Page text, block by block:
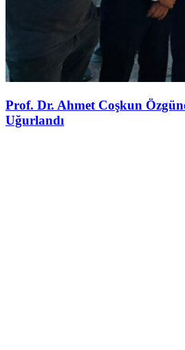
Prof. Dr. Ahmet Coşkun
Uğurlandı